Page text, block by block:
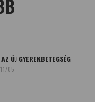
ÚJ GYEREKBETEGSÉG
05